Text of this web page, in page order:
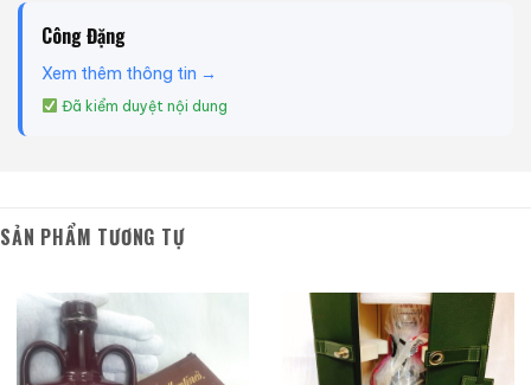
Công Đặng
Xem thêm thông tin →
Đã kiểm duyệt nội dung
SẢN PHẨM TƯƠNG TỰ